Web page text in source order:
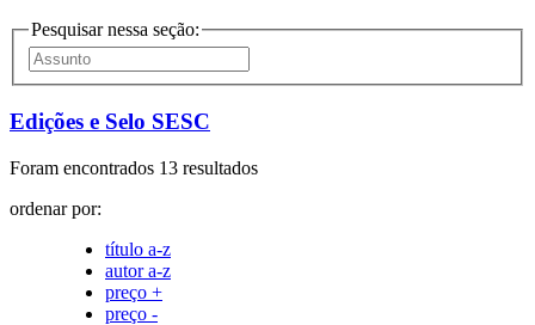
Pesquisar nessa seção:
Edições e Selo SESC
Foram encontrados 13 resultados
ordenar por:
título a-z
autor a-z
preço +
preço -